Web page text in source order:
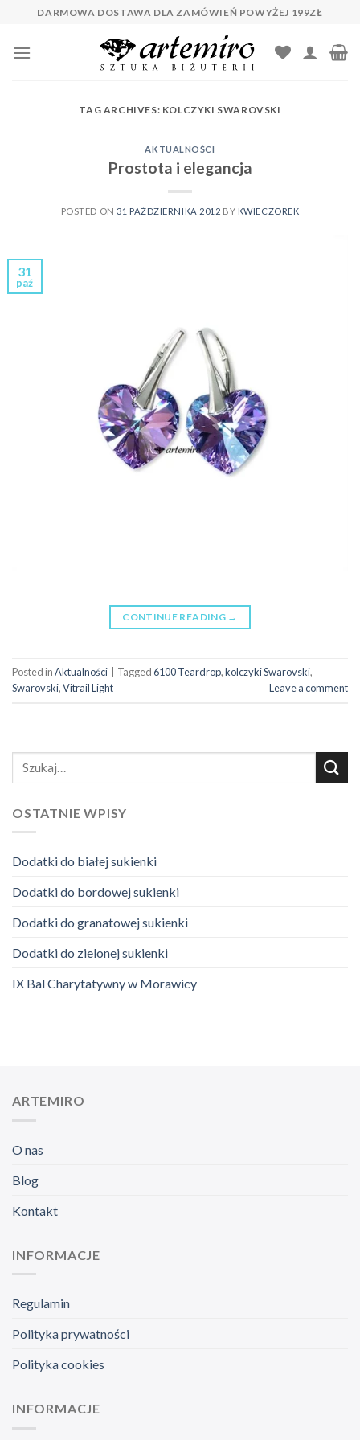
content
DARMOWA DOSTAWA DLA ZAMÓWIEŃ POWYŻEJ 199ZŁ
TAG ARCHIVES: KOLCZYKI SWAROVSKI
AKTUALNOŚCI
Prostota i elegancja
POSTED ON31 PAŹDZIERNIKA 2012 BY KWIECZOREK
31
paź
CONTINUE READING →
Posted inAktualności Tagged6100 Teardrop,kolczyki Swarovski,
Swarovski,Vitrail Light Leave a comment
OSTATNIE WPISY
Dodatki do białej sukienki
Dodatki do bordowej sukienki
Dodatki do granatowej sukienki
Dodatki do zielonej sukienki
IX Bal Charytatywny w Morawicy
ARTEMIRO
O nas
Blog
Kontakt
INFORMACJE
Regulamin
Polityka prywatności
Polityka cookies
INFORMACJE